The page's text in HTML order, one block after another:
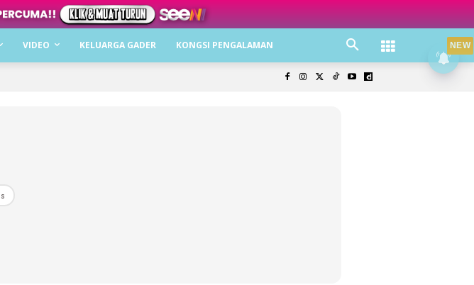
VIDEO KELUARGA GADER KONGSI PENGALAMAN NEW